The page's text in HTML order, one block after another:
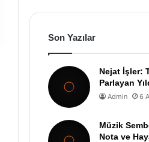
Son Yazılar
Nejat İşler:
Parlayan
Admin 6
Müzik
Nota ve